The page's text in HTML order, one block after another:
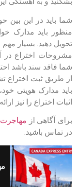
شما باید در این بین
منظور باید مدارک
تحویل دهید. بسیار
مشروحات اختراع در
شما فاقد سند باشد
از طریق ثبت اختراع
باید مدارک هویتی
اثبات اختراع را نیز
برای آگاهی از
در تماس باشید.